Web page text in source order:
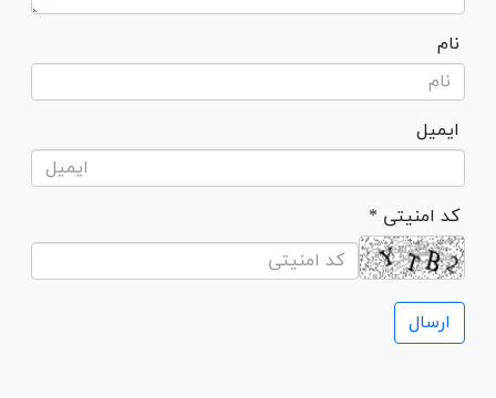
نام
ایمیل
* کد امنیتی